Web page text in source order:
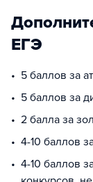
ЕГЭ
5 баллов за
5 баллов за
2 балла за
4-10 баллов
4-10 баллов